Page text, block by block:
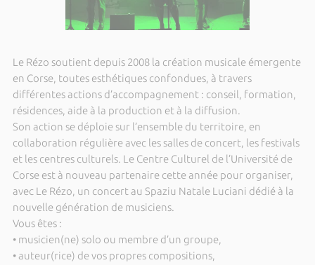
Le Rézo soutient depuis 2008 la création musicale émergente
en Corse, toutes esthétiques confondues, à travers
différentes actions d’accompagnement : conseil, formation,
résidences, aide à la production et à la diffusion.
Son action se déploie sur l’ensemble du territoire, en
collaboration régulière avec les salles de concert, les festivals
et les centres culturels. Le Centre Culturel de l’Université de
Corse est à nouveau partenaire cette année pour organiser,
avec Le Rézo, un concert au Spaziu Natale Luciani dédié à la
nouvelle génération de musiciens.
Vous êtes :
• musicien(ne) solo ou membre d’un groupe,
• auteur(rice) de vos propres compositions,